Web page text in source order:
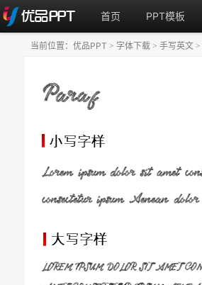
首页 PPT模板
当前位置： 优品PPT > 字体下载 > 手写英文 >